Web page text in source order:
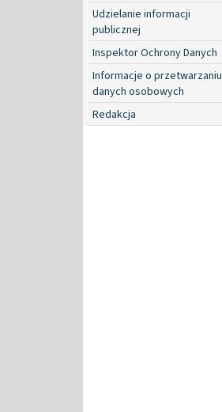
Udzielanie informacji
publicznej
Inspektor Ochrony Danych
Informacje o przetwarzaniu
danych osobowych
Redakcja